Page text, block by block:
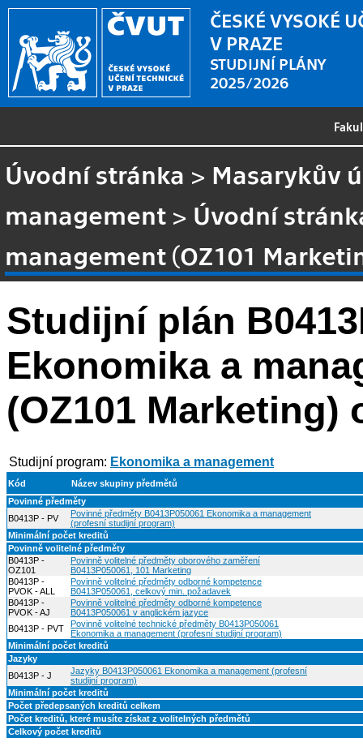
ČESKÉ VYSOKÉ
V PRAZE
STUDIJNÍ PLÁNY
2025/2026
Úvodní stránka > Masarykův
management > Úvodní
management (OZ101
Studijní plán
Ekonomika a
(OZ101 Marketing)
Studijní program: Ekonomika a management
Kód
Název skupiny předmětů
Povinné předměty
B0413P - PV
Povinné předměty B0413P050061 Ekonomika a management
(profesní studijní program)
Minimální počet kreditů
Povinně volitelné předměty
B0413P -
OZ101
Povinně volitelné předměty oborového zaměření
B0413P050061, 101 Marketing
B0413P -
PVOK - ALL
Povinně volitelné předměty odborné kompetence
B0413P050061, celkový min. požadavek
B0413P -
PVOK - AJ
Povinně volitelné předměty odborné kompetence
B0413P050061 v anglickém jazyce
B0413P - PVT
Povinně volitelné technické předměty B0413P050061
Ekonomika a management (profesní studijní program)
Minimální počet kreditů
Jazyky
B0413P - J
Jazyky B0413P050061 Ekonomika a management (profesní
studijní program)
Minimální počet kreditů
Počet předepsaných kreditů celkem
Počet kreditů, které musíte získat z volitelných předmětů
Celkový počet kreditů